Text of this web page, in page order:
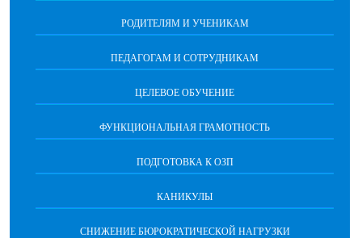
РОДИТЕЛЯМ И УЧЕНИКАМ
ПЕДАГОГАМ И СОТРУДНИКАМ
ЦЕЛЕВОЕ ОБУЧЕНИЕ
ФУНКЦИОНАЛЬНАЯ ГРАМОТНОСТЬ
ПОДГОТОВКА К ОЗП
КАНИКУЛЫ
СНИЖЕНИЕ БЮРОКРАТИЧЕСКОЙ НАГРУЗКИ